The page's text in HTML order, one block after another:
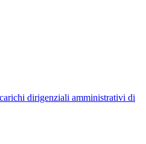
dirigenziali amministrativi di